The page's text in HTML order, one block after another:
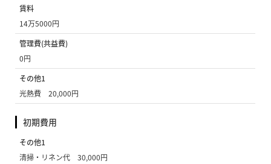
賃料
14万5000円
管理費(共益費)
0円
その他1
光熱費 20,000円
初期費用
その他1
清掃・リネン代 30,000円